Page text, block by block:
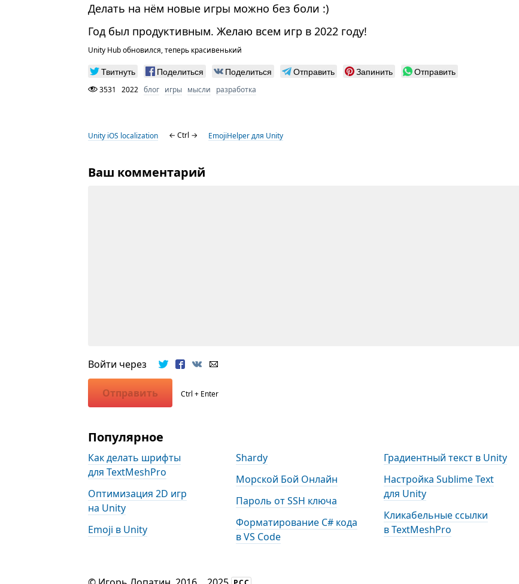
Делать на нём новые игры можно без боли :)
Год был продуктивным. Желаю всем игр в 2022 году!
Unity Hub обновился, теперь красивенький
Твитнуть Поделиться Поделиться Отправить Запинить Отправить
3531 2022 блог игры мысли разработка
Unity iOS localization ← Ctrl → EmojiHelper для Unity
Ваш комментарий
Войти через
Отправить Ctrl + Enter
Популярное
Как делать шрифты
для TextMeshPro
Оптимизация 2D игр
на Unity
Emoji в Unity
Shardy
Морской Бой Онлайн
Пароль от SSH ключа
Форматирование С# кода
в VS Code
Градиентный текст в Unity
Настройка Sublime Text
для Unity
Кликабельные ссылки
в TextMeshPro